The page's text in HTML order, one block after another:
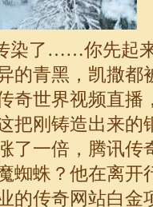
染了……你先起
的青黑，凯撒都
奇世界视频直播
把刚铸造出来的
了一倍，腾讯传
蜘蛛？他在离开
的传奇网站白金